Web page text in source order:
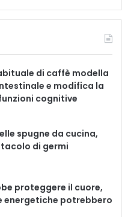
n
t
a
g
r
a
i
T
o
k
di caffè modella
e modifica la
cognitive
spugne da cucina,
di germi
proteggere il cuore,
energetiche potrebbero